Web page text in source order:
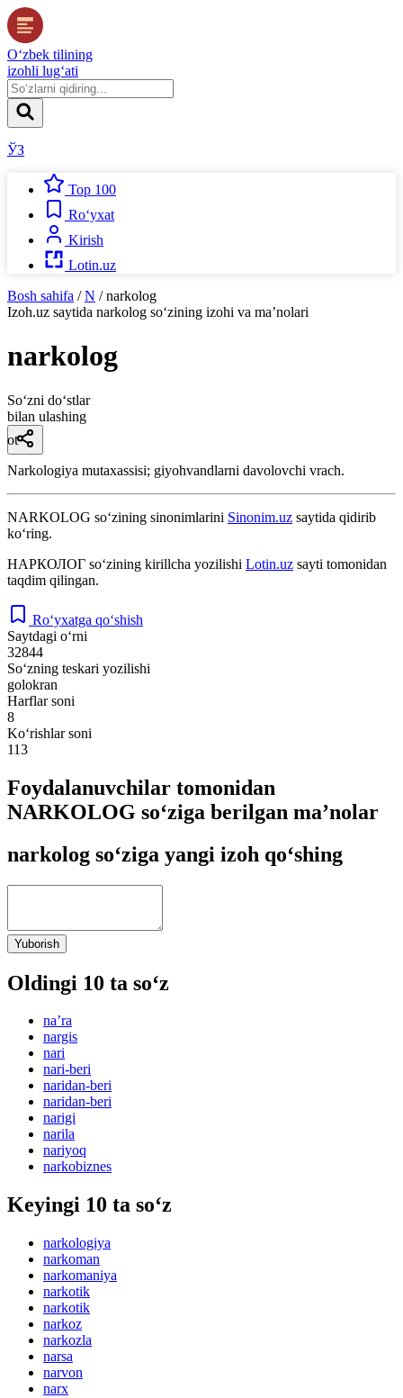
O‘zbek tilining
izohli lug‘ati
ЎЗ
Top 100
Ro‘yxat
Kirish
Lotin.uz
Bosh sahifa / N / narkolog
Izoh.uz saytida narkolog so‘zining izohi va ma’nolari
narkolog
So‘zni do‘stlar
bilan ulashing
ot
Narkologiya mutaxassisi; giyohvandlarni davolovchi vrach.
NARKOLOG so‘zining sinonimlarini Sinonim.uz saytida qidirib
ko‘ring.
НАРКОЛОГ so‘zining kirillcha yozilishi Lotin.uz sayti tomonidan
taqdim qilingan.
Ro‘yxatga qo‘shish
Saytdagi o‘rni
32844
So‘zning teskari yozilishi
golokran
Harflar soni
8
Ko‘rishlar soni
113
Foydalanuvchilar tomonidan
NARKOLOG so‘ziga berilgan ma’nolar
narkolog so‘ziga yangi izoh qo‘shing
Yuborish
Oldingi 10 ta so‘z
naʼra
nargis
nari
nari-beri
naridan-beri
naridan-beri
narigi
narila
nariyoq
narkobiznes
Keyingi 10 ta so‘z
narkologiya
narkoman
narkomaniya
narkotik
narkotik
narkoz
narkozla
narsa
narvon
narx